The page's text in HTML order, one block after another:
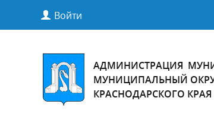
Войти
АДМИНИСТРАЦИЯ
МУНИЦИПАЛЬНЫЙ
КРАСНОДАРСКОГО КРАЯ